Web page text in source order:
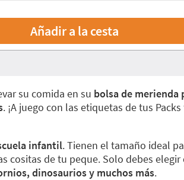
su comida en su bolsa de merienda
. ¡A juego con las etiquetas de tus
infantil. Tienen el tamaño ideal
cositas de tu peque. Solo debes
dinosauriosy muchos más.